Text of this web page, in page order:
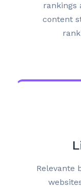
rankings
content
Relevante